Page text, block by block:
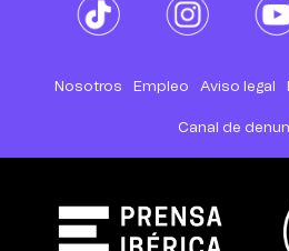
Nosotros Empleo Aviso legal
Canal de